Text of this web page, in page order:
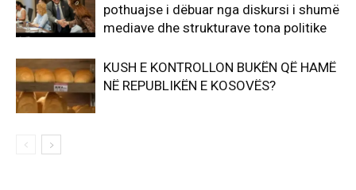
pothuajse i dëbuar nga diskursi i shumë
mediave dhe strukturave tona politike
KUSH E KONTROLLON BUKËN QË HAMË
NË REPUBLIKËN E KOSOVËS?